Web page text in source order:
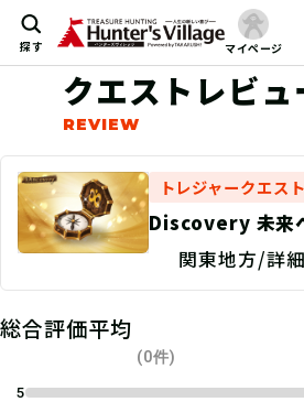
探す マイページ
クエストレビュ
トレジャークエスト
Discovery 未来
せ！/捜索地点特
関東地方/詳
総合評価平均
(0件)
5